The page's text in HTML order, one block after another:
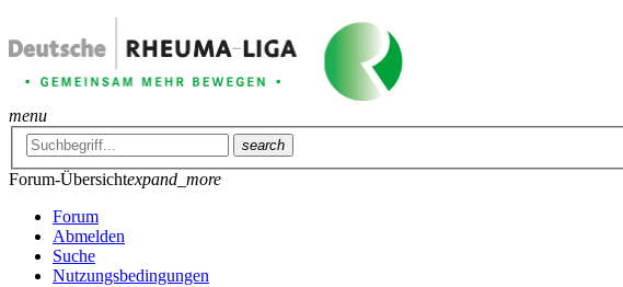
menu
search
Forum-Übersichtexpand_more
Forum
Abmelden
Suche
Nutzungsbedingungen